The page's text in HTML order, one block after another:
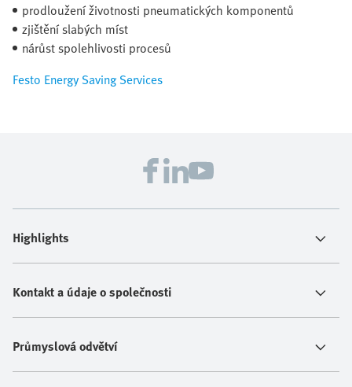
prodloužení životnosti pneumatických komponentů
zjištění slabých míst
nárůst spolehlivosti procesů
Festo Energy Saving Services
Highlights
Kontakt a údaje o společnosti
Průmyslová odvětví